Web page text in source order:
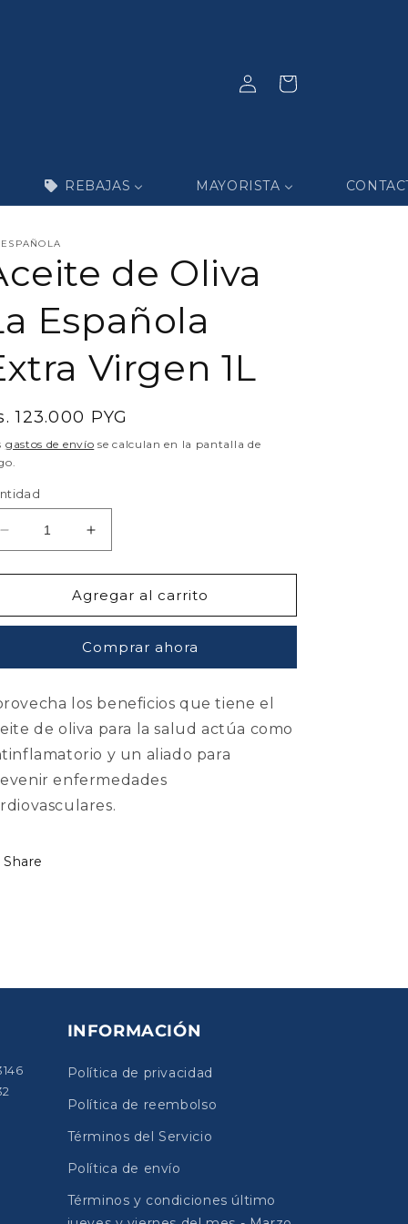
REBAJAS MAYORISTA
sesión
Carrito
de Oliva
Española
Virgen 1L
123.000 PYG
gastos de envío se calculan en la pantalla de
Reducir
cantidad
para
de
Española
Virgen
1L
Aumentar
cantidad
para
Aceite
de
La
Española
Virgen
1L
Agregar al carrito
Comprar ahora
los beneficios que tiene el
de oliva para la salud actúa como
y un aliado para
enfermedades
Share
INFORMACIÓN
Política de privacidad
Política de reembolso
Términos del Servicio
Política de envío
Términos y condiciones último